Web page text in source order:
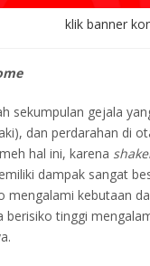
klik banner
sekumpulan gejala
dan perdarahan di
hal ini, karena
dampak sangat
mengalami kebutaan
berisiko tinggi